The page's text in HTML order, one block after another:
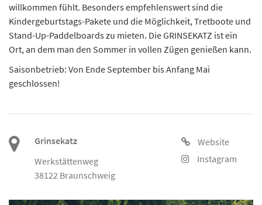
willkommen fühlt. Besonders empfehlenswert sind die
Kindergeburtstags-Pakete und die Möglichkeit, Tretboote und
Stand-Up-Paddelboards zu mieten. Die GRINSEKATZ ist ein
Ort, an dem man den Sommer in vollen Zügen genießen kann.
Saisonbetrieb: Von Ende September bis Anfang Mai
geschlossen!
Grinsekatz
Werkstättenweg
38122 Braunschweig
Website
Instagram